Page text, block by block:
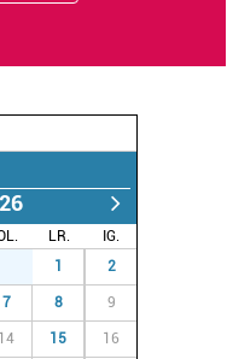
LR.
IG.
1 2
7 8 9
14 15 16